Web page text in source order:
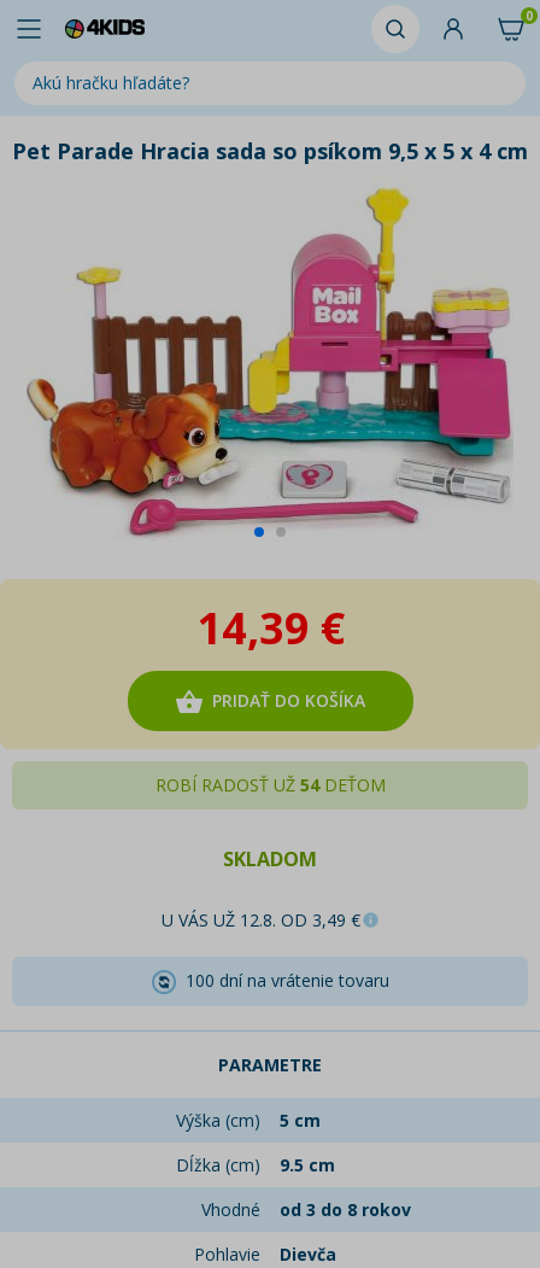
0
Pet Parade Hracia sada so psíkom 9,5 x 5 x 4 cm
14,39 €
PRIDAŤ DO KOŠÍKA
ROBÍ RADOSŤ UŽ 54DEŤOM
SKLADOM
U VÁS UŽ 12.8. OD 3,49 €
100 dní na vrátenie tovaru
PARAMETRE
Výška (cm)
5 cm
Dĺžka (cm)
9.5 cm
Vhodné
od 3 do 8 rokov
Pohlavie
Dievča